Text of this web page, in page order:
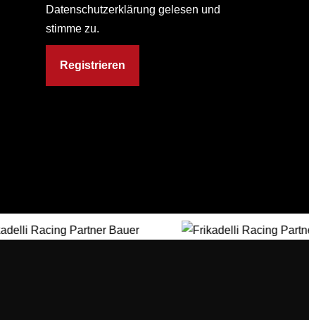
Datenschutzerklärung gelesen und
stimme zu.